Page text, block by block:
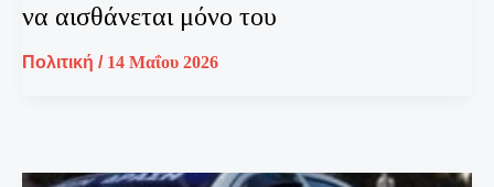
να αισθάνεται μόνο του
Πολιτική / 14 Μαΐου 2026